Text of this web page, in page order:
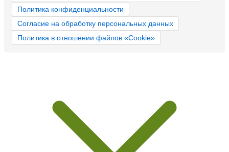
Политика конфиденциальности
Согласие на обработку персональных данных
Политика в отношении файлов «Cookie»